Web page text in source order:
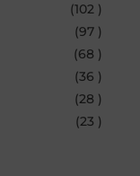
(102 )
(97 )
(68 )
(36 )
(28 )
(23 )